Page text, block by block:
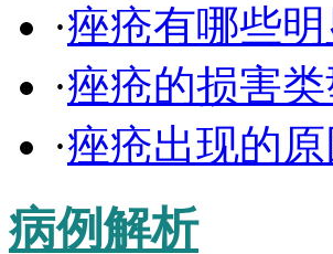
·痤疮有哪些
·痤疮的损害
·痤疮出现的
病例解析